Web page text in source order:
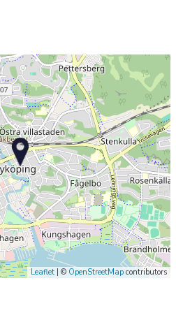
Leaflet | © OpenStreetMap contributors